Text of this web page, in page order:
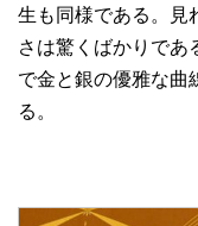
生も同様である。見
さは驚くばかりであ
で金と銀の優雅な曲
る。